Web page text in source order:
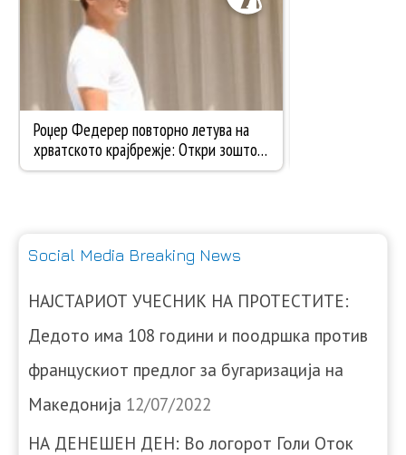
Social Media Breaking News
НАЈСТАРИОТ УЧЕСНИК НА ПРОТЕСТИТЕ:
Дедото има 108 години и поодршка против
францускиот предлог за бугаризација на
Македонија 12/07/2022
НА ДЕНЕШЕН ДЕН: Во логорот Голи Оток